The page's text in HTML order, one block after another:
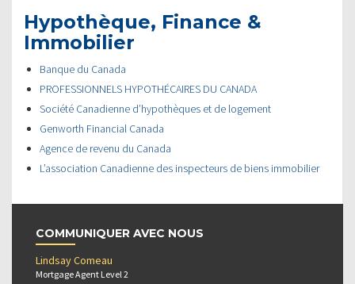
Hypothèque, Finance &
Immobilier
Banque du Canada
PROFESSIONNELS HYPOTHÉCAIRES DU CANADA
Société Canadienne d’hypothèques et de logement
Genworth Financial Canada
Agence de revenu du Canada
L’association Canadienne des inspecteurs de biens immobilier
COMMUNIQUER AVEC NOUS
Lindsay Comeau
Mortgage Agent Level 2